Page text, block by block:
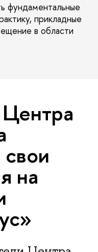
фундаментальные
прикладные
в области
на